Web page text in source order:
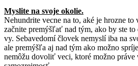
Myslite na svoje okolie.
Nehundrite vecne na to, aké je hrozne to
začnite premýšľať nad tým, ako by ste
vy. Sebavedomí človek nemyslí iba na
ale premýšľa aj nad tým ako možno
nemôžu dovoliť veci, ktoré možno práve